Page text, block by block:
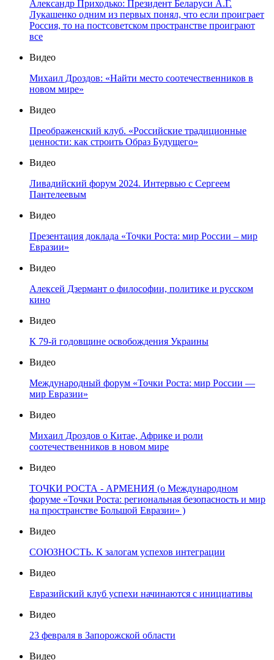
Александр Приходько: Президент Беларуси А.Г.
Лукашенко одним из первых понял, что если проиграет
Россия, то на постсоветском пространстве проиграют
все
Видео
Михаил Дроздов: «Найти место соотечественников в
новом мире»
Видео
Преображенский клуб. «Российские традиционные
ценности: как строить Образ Будущего»
Видео
Ливадийский форум 2024. Интервью с Сергеем
Пантелеевым
Видео
Презентация доклада «Точки Роста: мир России – мир
Евразии»
Видео
Алексей Дзермант о философии, политике и русском
кино
Видео
К 79-й годовщине освобождения Украины
Видео
Международный форум «Точки Роста: мир России —
мир Евразии»
Видео
Михаил Дроздов о Китае, Африке и роли
соотечественников в новом мире
Видео
ТОЧКИ РОСТА - АРМЕНИЯ (о Международном
форуме «Точки Роста: региональная безопасность и мир
на пространстве Большой Евразии» )
Видео
СОЮЗНОСТЬ. К залогам успехов интеграции
Видео
Евразийский клуб успехи начинаются с инициативы
Видео
23 февраля в Запорожской области
Видео